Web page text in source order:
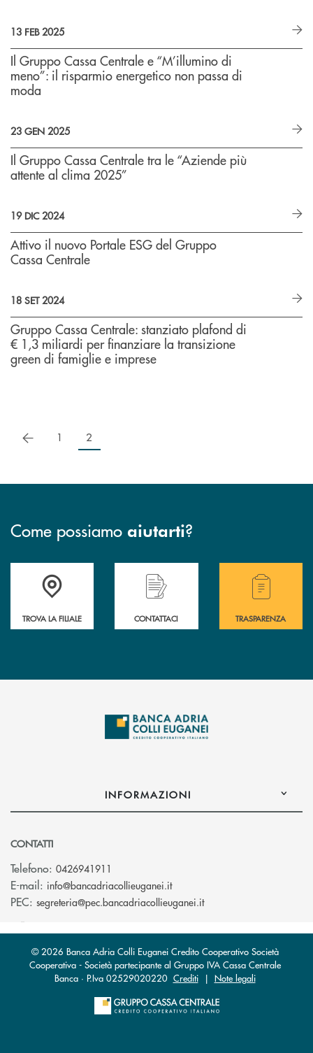
13 FEB 2025
Il Gruppo Cassa Centrale e “M’illumino di
meno”: il risparmio energetico non passa di
moda
23 GEN 2025
Il Gruppo Cassa Centrale tra le “Aziende più
attente al clima 2025”
19 DIC 2024
Attivo il nuovo Portale ESG del Gruppo
Cassa Centrale
18 SET 2024
Gruppo Cassa Centrale: stanziato plafond di
€ 1,3 miliardi per finanziare la transizione
green di famiglie e imprese
precedente
1 2
Come possiamo aiutarti?
Accedi all' elenco completo delle filiali .
TROVA LA FILIALE
Hai bisogno di assistenza immediata?
CONTATTACI
Hai bisogno di
TRASPARENZA
INFORMAZIONI
CONTATTI
Telefono: 0426941911
E-mail: info@bancadriacollieuganei.it(si apre l’app di posta
PEC: segreteria@pec.bancadriacollieuganei.it(si apre l’app di
© 2026 Banca Adria Colli Euganei Credito Cooperativo Società
Cooperativa - Società partecipante al Gruppo IVA Cassa Centrale
Banca · P.Iva 02529020220 Crediti| Note legali